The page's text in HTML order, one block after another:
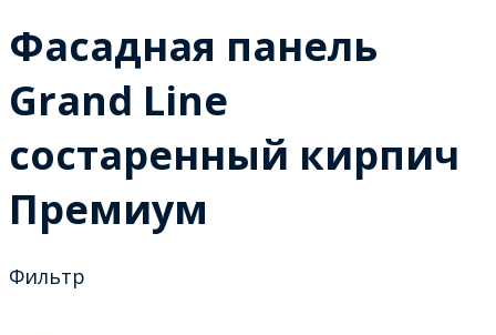
Фасадная панель
Grand Line
состаренный кирпич
Премиум
Фильтр